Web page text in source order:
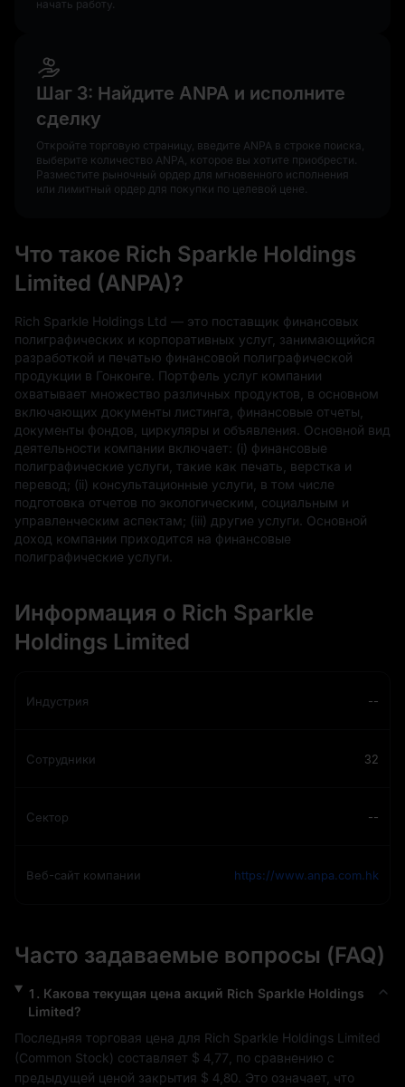
начать работу.
Шаг 3: Найдите ANPA и исполните
сделку
Откройте торговую страницу, введите ANPA в строке поиска,
выберите количество ANPA, которое вы хотите приобрести.
Разместите рыночный ордер для мгновенного исполнения
или лимитный ордер для покупки по целевой цене.
Что такое Rich Sparkle Holdings
Limited (ANPA)?
Rich Sparkle Holdings Ltd — это поставщик финансовых
полиграфических и корпоративных услуг, занимающийся
разработкой и печатью финансовой полиграфической
продукции в Гонконге. Портфель услуг компании
охватывает множество различных продуктов, в основном
включающих документы листинга, финансовые отчеты,
документы фондов, циркуляры и объявления. Основной вид
деятельности компании включает: (i) финансовые
полиграфические услуги, такие как печать, верстка и
перевод; (ii) консультационные услуги, в том числе
подготовка отчетов по экологическим, социальным и
управленческим аспектам; (iii) другие услуги. Основной
доход компании приходится на финансовые
полиграфические услуги.
Информация о Rich Sparkle
Holdings Limited
Индустрия --
Сотрудники 32
Сектор --
Веб-сайт компании https://www.anpa.com.hk
Часто задаваемые вопросы (FAQ)
1 . Какова текущая цена акций Rich Sparkle Holdings
Limited?
Последняя торговая цена для Rich Sparkle Holdings Limited
(Common Stock) составляет $ 4,77 , по сравнению с
предыдущей ценой закрытия $ 4,80 . Это означает, что